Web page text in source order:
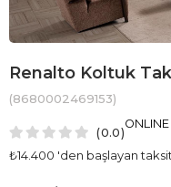
Renalto Koltuk
(8680002469153)
0.0
₺14.400 'den başlayan
ONLINE